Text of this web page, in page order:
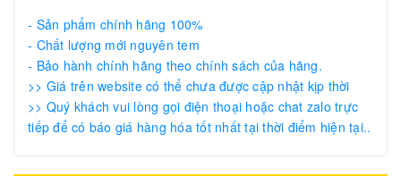
- Sản phẩm chính hãng 100%
- Chất lượng mới nguyên tem
- Bảo hành chính hãng theo chính sách của hãng.
>> Giá trên website có thể chưa được cập nhật kịp thời
>> Quý khách vui lòng gọi điện thoại hoặc chat zalo trực
tiếp để có báo giá hàng hóa tốt nhất tại thời điểm hiện tại..